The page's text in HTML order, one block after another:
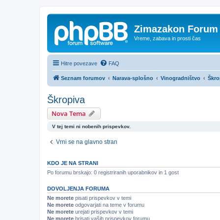
Zimazakon Forum
Vreme, zabava in prosti čas
Hitre povezave FAQ
Seznam forumov Narava-splošno Vinogradništvo
Škropiva
Nova Tema
V tej temi ni nobenih prispevkov.
Vrni se na glavno stran
KDO JE NA STRANI
Po forumu brskajo: 0 registriranih uporabnikov in 1 gost
DOVOLJENJA FORUMA
Ne morete pisati prispevkov v temi
Ne morete odgovarjati na teme v forumu
Ne morete urejati prispevkov v temi
Ne morete brisati vaših prispevkov forumu